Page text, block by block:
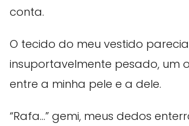
conta.
O tecido do meu vestido parecia
insuportavelmente pesado, um
entre a minha pele e a dele.
“Rafa…” gemi, meus dedos